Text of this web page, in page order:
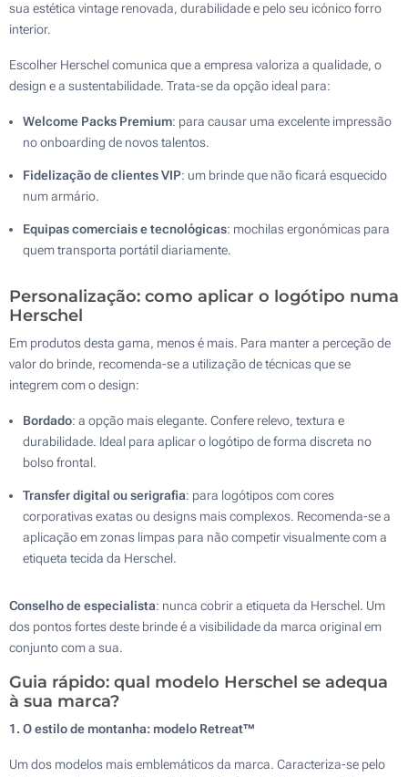
sua estética vintage renovada, durabilidade e pelo seu icónico forro
interior.
Escolher Herschel comunica que a empresa valoriza a qualidade, o
design e a sustentabilidade. Trata-se da opção ideal para:
Welcome Packs Premium: para causar uma excelente impressão
no onboarding de novos talentos.
Fidelização de clientes VIP: um brinde que não ficará esquecido
num armário.
Equipas comerciais e tecnológicas: mochilas ergonómicas para
quem transporta portátil diariamente.
Personalização: como aplicar o logótipo numa
Herschel
Em produtos desta gama, menos é mais. Para manter a perceção de
valor do brinde, recomenda-se a utilização de técnicas que se
integrem com o design:
Bordado: a opção mais elegante. Confere relevo, textura e
durabilidade. Ideal para aplicar o logótipo de forma discreta no
bolso frontal.
Transfer digital ou serigrafia: para logótipos com cores
corporativas exatas ou designs mais complexos. Recomenda-se a
aplicação em zonas limpas para não competir visualmente com a
etiqueta tecida da Herschel.
Conselho de especialista: nunca cobrir a etiqueta da Herschel. Um
dos pontos fortes deste brinde é a visibilidade da marca original em
conjunto com a sua.
Guia rápido: qual modelo Herschel se adequa
à sua marca?
1. O estilo de montanha: modelo Retreat™
Um dos modelos mais emblemáticos da marca. Caracteriza-se pelo